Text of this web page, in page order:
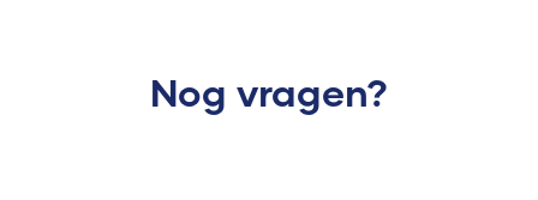
Nog vragen?